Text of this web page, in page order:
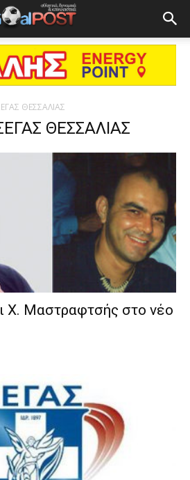
ΘΕΣΣΑΛΙΑΣ
ΘΕΣΣΑΛΙΑΣ
Χ. Μαστραφτσής στο νέο